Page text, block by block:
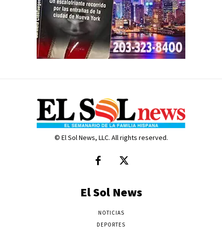
© El Sol News, LLC. All rights reserved.
El Sol News
NOTICIAS
DEPORTES